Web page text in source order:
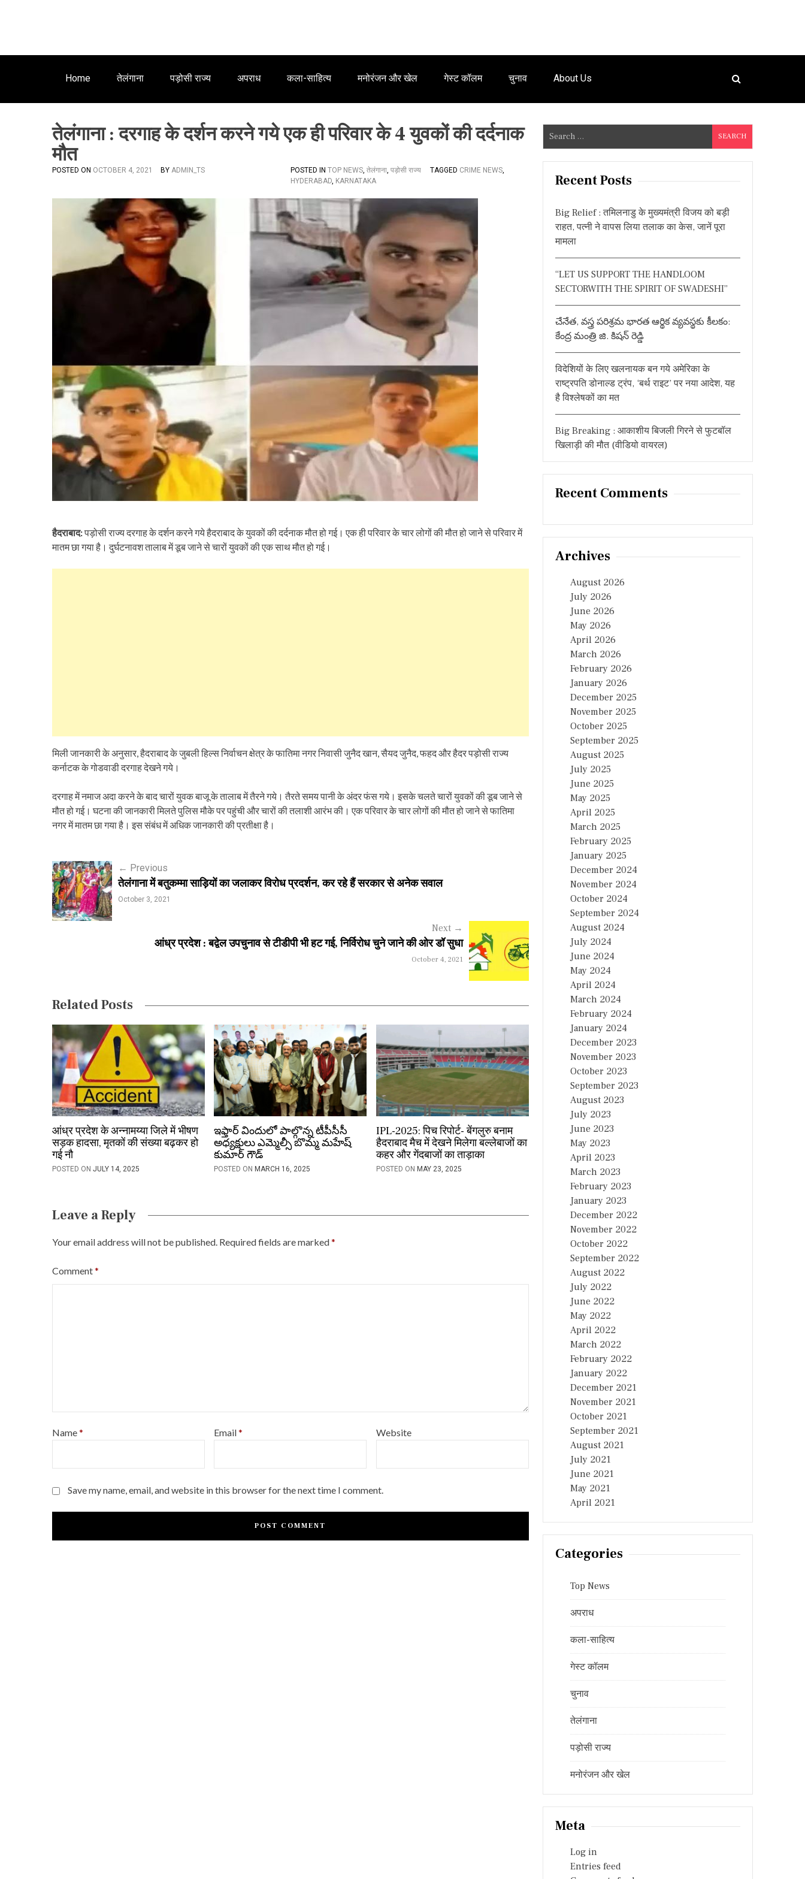
Home तेलंगाना पड़ोसी राज्य अपराध कला-साहित्य मनोरंजन और खेल गेस्ट कॉलम चुनाव About Us
तेलंगाना : दरगाह के दर्शन करने गये एक ही परिवार के 4 युवकों की दर्दनाक
मौत
POSTED ON OCTOBER 4, 2021 BY ADMIN_TS POSTED IN TOP NEWS, तेलंगाना, पड़ोसी राज्य TAGGED CRIME NEWS,
HYDERABAD, KARNATAKA
हैदराबाद:पड़ोसी राज्य दरगाह के दर्शन करने गये हैदराबाद के युवकों की दर्दनाक मौत हो गई। एक ही परिवार के चार लोगों की मौत हो जाने से परिवार में
मातम छा गया है। दुर्घटनावश तालाब में डूब जाने से चारों युवकों की एक साथ मौत हो गई।
मिली जानकारी के अनुसार, हैदराबाद के जुबली हिल्स निर्वाचन क्षेत्र के फातिमा नगर निवासी जुनैद खान, सैयद जुनैद, फहद और हैदर पड़ोसी राज्य
कर्नाटक के गोडवाडी दरगाह देखने गये।
दरगाह में नमाज अदा करने के बाद चारों युवक बाजू के तालाब में तैरने गये। तैरते समय पानी के अंदर फंस गये। इसके चलते चारों युवकों की डूब जाने से
मौत हो गई। घटना की जानकारी मिलते पुलिस मौके पर पहुंची और चारों की तलाशी आरंभ की। एक परिवार के चार लोगों की मौत हो जाने से फातिमा
नगर में मातम छा गया है। इस संबंध में अधिक जानकारी की प्रतीक्षा है।
P
o
s
v
i
g
a
t
i
o
n
← Previous
तेलंगाना में बतुकम्मा साड़ियों का जलाकर विरोध प्रदर्शन, कर रहे हैं सरकार से अनेक सवाल
October 3, 2021
Next →
आंध्र प्रदेश : बद्वेल उपचुनाव से टीडीपी भी हट गई, निर्विरोध चुने जाने की ओर डॉ सुधा
October 4, 2021
Related Posts
आंध्र प्रदेश के अन्नामय्या जिले में भीषण
सड़क हादसा, मृतकों की संख्या बढ़कर हो
गई नौ
POSTED ON JULY 14, 2025
ఇఫ్తార్ విందులో పాల్గొన్న టీపీసీసీ
అధ్యక్షులు ఎమ్మెల్సీ బొమ్మ మహేష్
కుమార్ గౌడ్
POSTED ONMARCH 16, 2025
IPL-2025: पिच रिपोर्ट- बेंगलुरु बनाम
हैदराबाद मैच में देखने मिलेगा बल्लेबाजों का
कहर और गेंदबाजों का ताड़ाका
POSTED ON MAY 23, 2025
Leave a Reply
Your email address will not be published. Required fields are marked*
Comment*
Name* Email* Website
Save my name, email, and website in this browser for the next time I comment.
e
a
Recent Posts
Big Relief : तमिलनाडु के मुख्यमंत्री विजय को बड़ी
राहत, पत्नी ने वापस लिया तलाक का केस, जानें पूरा
मामला
“LET US SUPPORT THE HANDLOOM
SECTORWITH THE SPIRIT OF SWADESHI”
చేనేత, వస్త్ర పరిశ్రమ భారత ఆర్థిక వ్యవస్థకు కీలకం:
కేంద్ర మంత్రి జి. కిషన్ రెడ్డి
विदेशियों के लिए खलनायक बन गये अमेरिका के
राष्ट्रपति डोनाल्ड ट्रंप, ‘बर्थ राइट’ पर नया आदेश, यह
है विश्लेषकों का मत
Big Breaking : आकाशीय बिजली गिरने से फुटबॉल
खिलाड़ी की मौत (वीडियो वायरल)
Recent Comments
Archives
August 2026
July 2026
June 2026
May 2026
April 2026
March 2026
February 2026
January 2026
December 2025
November 2025
October 2025
September 2025
August 2025
July 2025
June 2025
May 2025
April 2025
March 2025
February 2025
January 2025
December 2024
November 2024
October 2024
September 2024
August 2024
July 2024
June 2024
May 2024
April 2024
March 2024
February 2024
January 2024
December 2023
November 2023
October 2023
September 2023
August 2023
July 2023
June 2023
May 2023
April 2023
March 2023
February 2023
January 2023
December 2022
November 2022
October 2022
September 2022
August 2022
July 2022
June 2022
May 2022
April 2022
March 2022
February 2022
January 2022
December 2021
November 2021
October 2021
September 2021
August 2021
July 2021
June 2021
May 2021
April 2021
Categories
Top News
अपराध
कला-साहित्य
गेस्ट कॉलम
चुनाव
तेलंगाना
पड़ोसी राज्य
मनोरंजन और खेल
Meta
Log in
Entries feed